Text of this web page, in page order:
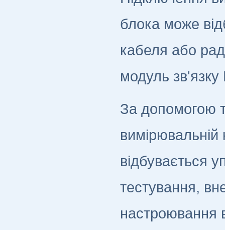
блока може
кабеля або
модуль
За допомогою
вимірювальній
відбувається
тестування,
настроювання